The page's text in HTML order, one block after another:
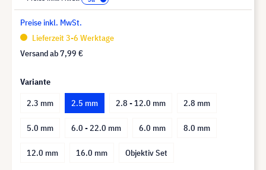
Preise inkl. MwSt.
Lieferzeit 3-6 Werktage
Versand ab7,99 €
Variante
2.3 mm
2.5 mm 2.8 - 12.0 mm 2.8 mm
5.0 mm 6.0 - 22.0 mm 6.0 mm 8.0 mm
12.0 mm 16.0 mm Objektiv Set